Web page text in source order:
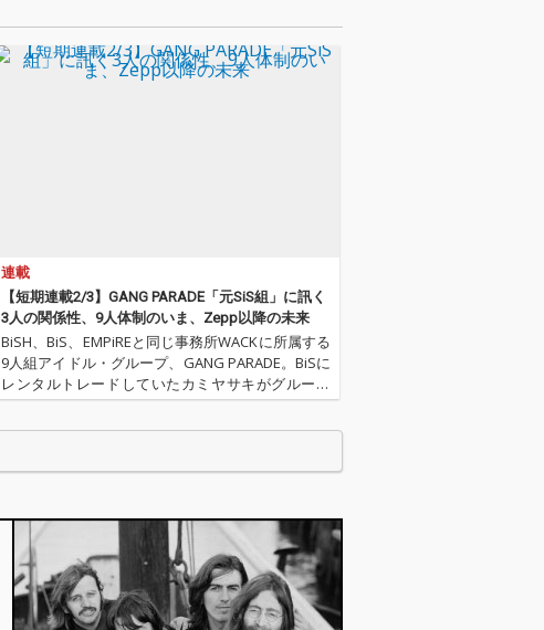
連載
【短期連載2/3】GANG PARADE「元SiS組」に訊く
3人の関係性、9人体制のいま、Zepp以降の未来
BiSH、BiS、EMPiREと同じ事務所WACKに所属する
9人組アイドル・グループ、GANG PARADE。BiSに
レンタルトレードしていたカミヤサキがグループ
に戻り、2018年3月12～18日にかけて開催された